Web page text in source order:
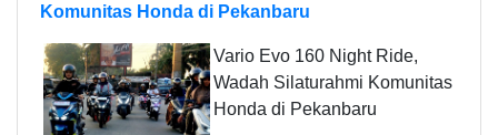
Komunitas Honda di Pekanbaru
Vario Evo 160 Night Ride,
Wadah Silaturahmi Komunitas
Honda di Pekanbaru